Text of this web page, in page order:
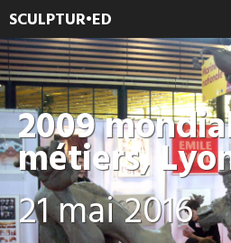
SCULPTUR•ED
2009
métiers,
21 mai 2016